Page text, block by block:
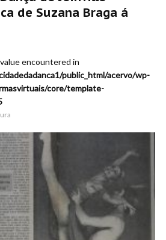
de Suzana Braga á
encountered in
public_html/acervo/wp-
core/template-